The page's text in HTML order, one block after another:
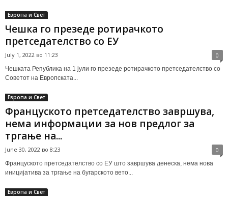
Европа и Свет
Чешка го презеде ротирачкото
претседателство со ЕУ
July 1, 2022 во 11:23 0
Чешката Република на 1 јули го презеде ротирачкото претседателство со
Советот на Европската...
Европа и Свет
Француското претседателство завршува,
нема информации за нов предлог за
тргање на...
June 30, 2022 во 8:23 0
Француското претседателство со ЕУ што завршува денеска, нема нова
иницијатива за тргање на бугарското вето...
Европа и Свет